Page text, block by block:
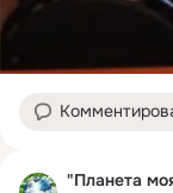
"Планета